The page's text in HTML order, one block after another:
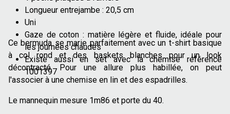
Longueur entrejambe : 20,5 cm
Uni
Gaze de coton : matière légère et fluide, idéale pour
les journées chaudes
Existe aussi en set avec la chemise référence
1001397
Ce bermuda se marie parfaitement avec un t-shirt basique
à col rond et des baskets blanches pour un look
décontracté. Pour une allure plus habillée, on peut
l'associer à une chemise en lin et des espadrilles.
Le mannequin mesure 1m86 et porte du 40.